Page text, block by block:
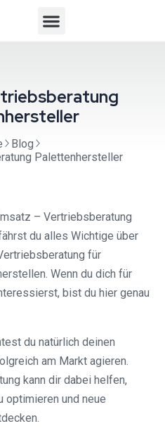
Blog
Palettenhersteller
– Vertriebsberatung
du alles Wichtige über
für
Wenn du dich für
bist du hier genau
du natürlich deinen
am Markt agieren.
kann dir dabei helfen,
optimieren und neue